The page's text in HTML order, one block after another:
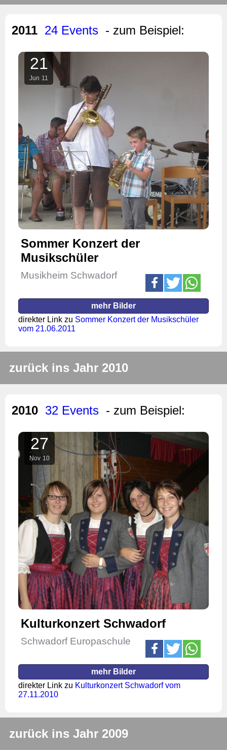
2011 24 Events - zum Beispiel:
21
Jun 11
Sommer Konzert der
Musikschüler
Musikheim Schwadorf
mehr Bilder
direkter Link zu Sommer Konzert der Musikschüler
vom 21.06.2011
zurück ins Jahr 2010
2010 32 Events - zum Beispiel:
27
Nov 10
Kulturkonzert Schwadorf
Schwadorf Europaschule
mehr Bilder
direkter Link zu Kulturkonzert Schwadorf vom
27.11.2010
zurück ins Jahr 2009